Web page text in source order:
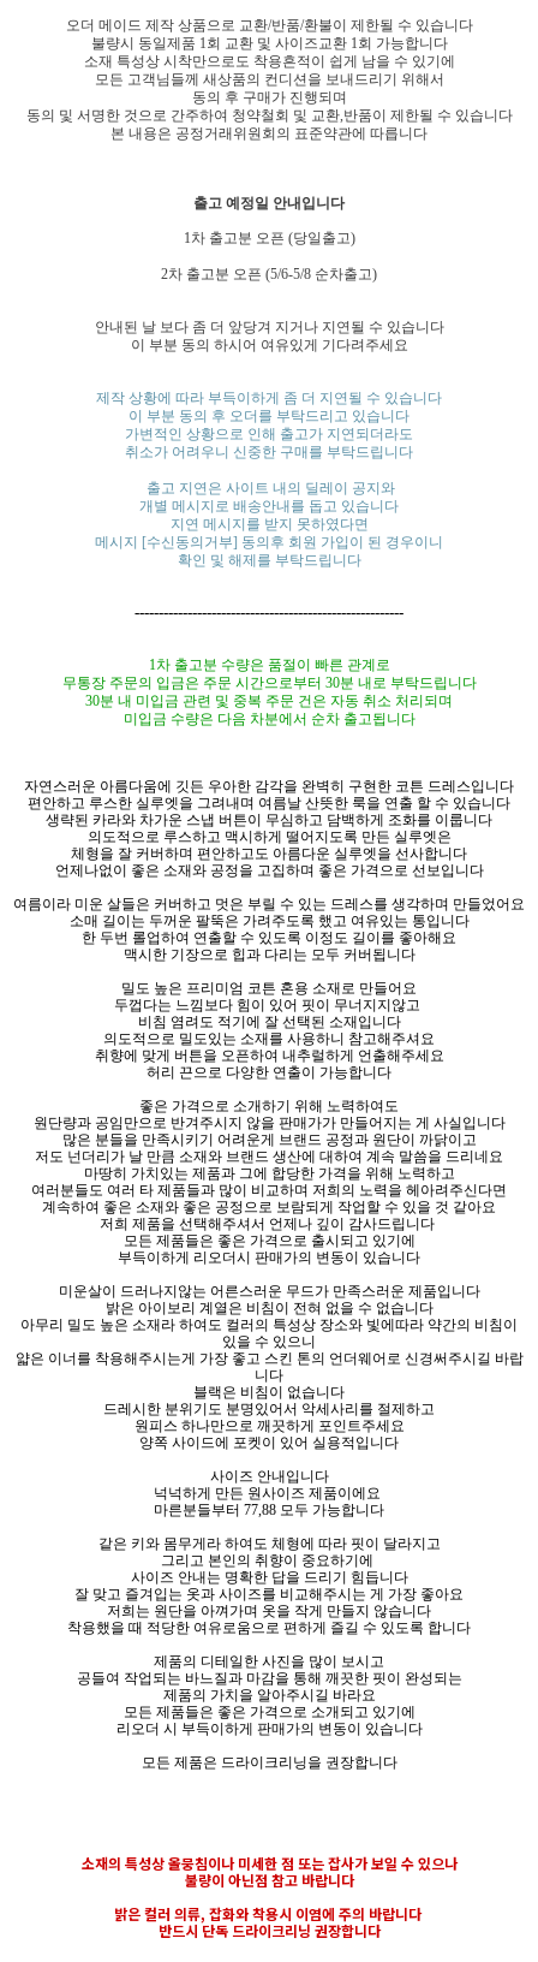
오더 메이드 제작 상품으로 교환/반품/환불이 제한될 수 있습니다
불량시 동일제품 1회 교환 및 사이즈교환 1회 가능합니다
소재 특성상 시착만으로도 착용흔적이 쉽게 남을 수 있기에
모든 고객님들께 새상품의 컨디션을 보내드리기 위해서
동의 후 구매가 진행되며
동의 및 서명한 것으로 간주하여 청약철회 및 교환,반품이 제한될 수 있습니다
본 내용은 공정거래위원회의 표준약관에 따릅니다
출고 예정일 안내입니다
1차 출고분 오픈 (당일출고)
2차 출고분 오픈 (5/6-5/8 순차출고)
안내된 날 보다 좀 더 앞당겨 지거나 지연될 수 있습니다
이 부분 동의 하시어 여유있게 기다려주세요
제작 상황에 따라 부득이하게 좀 더 지연될 수 있습니다
이 부분 동의 후 오더를 부탁드리고 있습니다
가변적인 상황으로 인해 출고가 지연되더라도
취소가 어려우니 신중한 구매를 부탁드립니다
출고 지연은 사이트 내의 딜레이 공지와
개별 메시지로 배송안내를 돕고 있습니다
지연 메시지를 받지 못하였다면
메시지 [수신동의거부] 동의후 회원 가입이 된 경우이니
확인 및 해제를 부탁드립니다
--------------------------------------------------------
1차 출고분 수량은 품절이 빠른 관계로
무통장 주문의 입금은 주문 시간으로부터 30분 내로 부탁드립니다
30분 내 미입금 관련 및 중복 주문 건은 자동 취소 처리되며
미입금 수량은 다음 차분에서 순차 출고됩니다
자연스러운 아름다움에 깃든 우아한 감각을 완벽히 구현한 코튼 드레스입니다
편안하고 루스한 실루엣을 그려내며 여름날 산뜻한 룩을 연출 할 수 있습니다
생략된 카라와 차가운 스냅 버튼이 무심하고 담백하게 조화를 이룹니다
의도적으로 루스하고 맥시하게 떨어지도록 만든 실루엣은
체형을 잘 커버하며 편안하고도 아름다운 실루엣을 선사합니다
언제나없이 좋은 소재와 공정을 고집하며 좋은 가격으로 선보입니다
여름이라 미운 살들은 커버하고 멋은 부릴 수 있는 드레스를 생각하며 만들었어요
소매 길이는 두꺼운 팔뚝은 가려주도록 했고 여유있는 통입니다
한 두번 롤업하여 연출할 수 있도록 이정도 길이를 좋아해요
맥시한 기장으로 힙과 다리는 모두 커버됩니다
밀도 높은 프리미엄 코튼 혼용 소재로 만들어요
두껍다는 느낌보다 힘이 있어 핏이 무너지지않고
비침 염려도 적기에 잘 선택된 소재입니다
의도적으로 밀도있는 소재를 사용하니 참고해주셔요
취향에 맞게 버튼을 오픈하여 내추럴하게 언출해주세요
허리 끈으로 다양한 연출이 가능합니다
좋은 가격으로 소개하기 위해 노력하여도
원단량과 공임만으로 반겨주시지 않을 판매가가 만들어지는 게 사실입니다
많은 분들을 만족시키기 어려운게 브랜드 공정과 원단이 까닭이고
저도 넌더리가 날 만큼 소재와 브랜드 생산에 대하여 계속 말씀을 드리네요
마땅히 가치있는 제품과 그에 합당한 가격을 위해 노력하고
여러분들도 여러 타 제품들과 많이 비교하며 저희의 노력을 헤아려주신다면
계속하여 좋은 소재와 좋은 공정으로 보람되게 작업할 수 있을 것 같아요
저희 제품을 선택해주셔서 언제나 깊이 감사드립니다
모든 제품들은 좋은 가격으로 출시되고 있기에
부득이하게 리오더시 판매가의 변동이 있습니다
미운살이 드러나지않는 어른스러운 무드가 만족스러운 제품입니다
밝은 아이보리 계열은 비침이 전혀 없을 수 없습니다
아무리 밀도 높은 소재라 하여도 컬러의 특성상 장소와 빛에따라 약간의 비침이
있을 수 있으니
얇은 이너를 착용해주시는게 가장 좋고 스킨 톤의 언더웨어로 신경써주시길 바랍
니다
블랙은 비침이 없습니다
드레시한 분위기도 분명있어서 악세사리를 절제하고
원피스 하나만으로 깨끗하게 포인트주세요
양쪽 사이드에 포켓이 있어 실용적입니다
사이즈 안내입니다
넉넉하게 만든 원사이즈 제품이에요
마른분들부터 77,88 모두 가능합니다
같은 키와 몸무게라 하여도 체형에 따라 핏이 달라지고
그리고 본인의 취향이 중요하기에
사이즈 안내는 명확한 답을 드리기 힘듭니다
잘 맞고 즐겨입는 옷과 사이즈를 비교해주시는 게 가장 좋아요
저희는 원단을 아껴가며 옷을 작게 만들지 않습니다
착용했을 때 적당한 여유로움으로 편하게 즐길 수 있도록 합니다
제품의 디테일한 사진을 많이 보시고
공들여 작업되는 바느질과 마감을 통해 깨끗한 핏이 완성되는
제품의 가치을 알아주시길 바라요
모든 제품들은 좋은 가격으로 소개되고 있기에
리오더 시 부득이하게 판매가의 변동이 있습니다
모든 제품은 드라이크리닝을 권장합니다
소재의 특성상 올뭉침이나 미세한 점 또는 잡사가 보일 수 있으나
불량이 아닌점 참고 바랍니다
밝은 컬러 의류, 잡화와 착용시 이염에 주의 바랍니다
반드시 단독 드라이크리닝 권장합니다